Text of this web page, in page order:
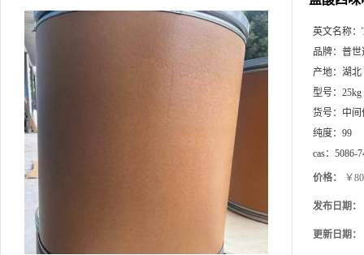
英文名称：
品牌： 普世
产地： 湖北
型号： 25kg
货号： 中间
纯度： 99
cas： 5086-
价格： ￥
发布日期：
更新日期：